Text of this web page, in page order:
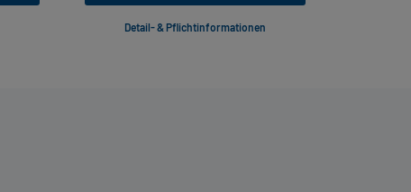
Detail- & Pflichtinformationen